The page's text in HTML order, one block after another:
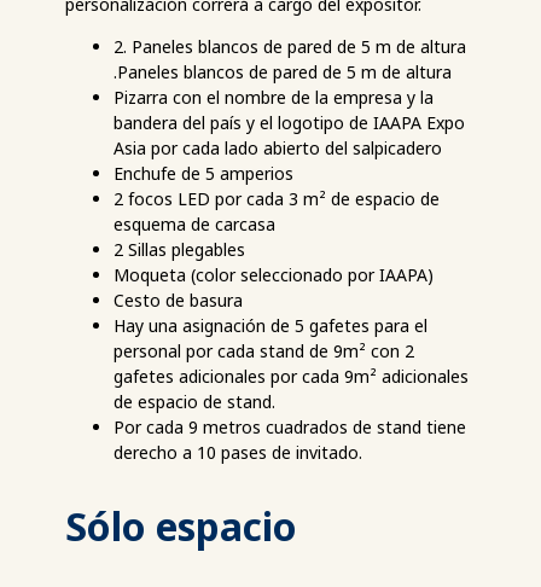
2. Paneles blancos de pared de 5 m de altura
.Paneles blancos de pared de 5 m de altura
Pizarra con el nombre de la empresa y la
bandera del país y el logotipo de IAAPA Expo
Asia por cada lado abierto del salpicadero
Enchufe de 5 amperios
2 focos LED por cada 3 m² de espacio de
esquema de carcasa
2 Sillas plegables
Moqueta (color seleccionado por IAAPA)
Cesto de basura
Hay una asignación de 5 gafetes para el
personal por cada stand de 9m² con 2
gafetes adicionales por cada 9m² adicionales
de espacio de stand.
Por cada 9 metros cuadrados de stand tiene
derecho a 10 pases de invitado.
Sólo espacio